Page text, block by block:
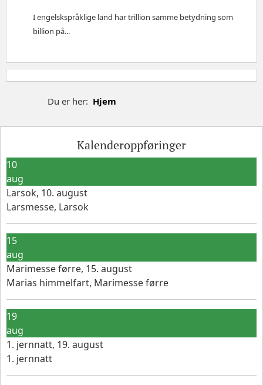
I engelskspråklige land har trillion samme betydning som
billion på...
Du er her: Hjem
Kalenderoppføringer
10
aug
Larsok, 10. august
Larsmesse, Larsok
15
aug
Marimesse førre, 15. august
Marias himmelfart, Marimesse førre
19
aug
1. jernnatt, 19. august
1. jernnatt